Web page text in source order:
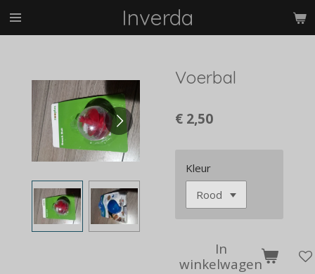
Ga
Inverda
Voerbal
€ 2,50
Kleur
In
winkelwagen